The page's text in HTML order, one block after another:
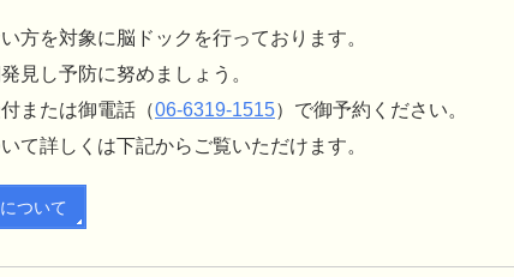
方を対象に脳ドックを行っております。
見し予防に努めましょう。
または御電話（06-6319-1515）で御予約ください。
て詳しくは下記からご覧いただけます。
ついて